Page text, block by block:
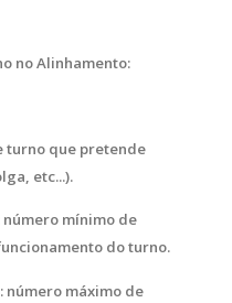
no Alinhamento:
turno que pretende
etc...).
mínimo de
do turno.
número máximo de